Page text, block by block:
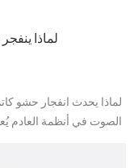
لماذا
لماذا يحدث انفجار حشو
الصوت في أنظمة العادم